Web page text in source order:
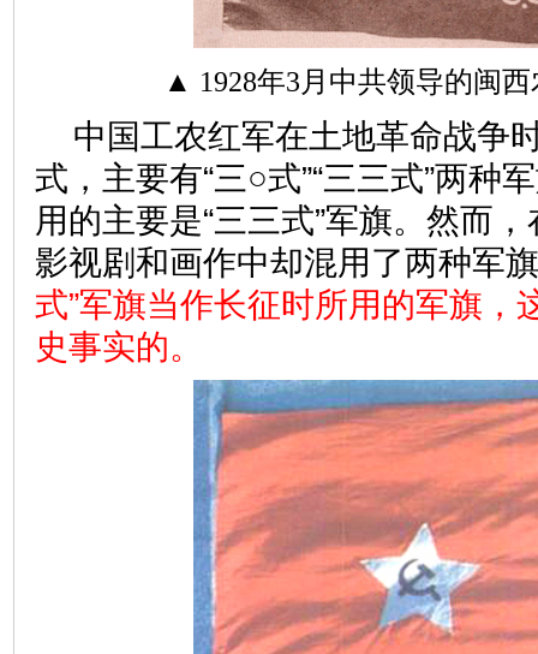
▲ 1928年3月中共领导的闽
中国工农红军在土地革命战争
式，主要有“三○式”“三三式”两种
用的主要是“三三式”军旗。然而
影视剧和画作中却混用了两种军
式”军旗当作长征时所用的军旗，
史事实的。